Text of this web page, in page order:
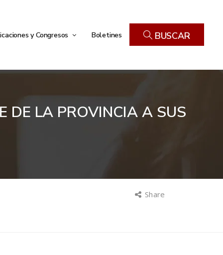
y Congresos Boletines BUSCAR
DE LA PROVINCIA A SUS
Share